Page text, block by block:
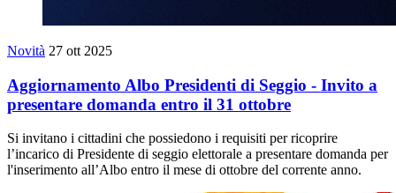
Novità 27 ott 2025
Aggiornamento Albo Presidenti di Seggio - Invito a
presentare domanda entro il 31 ottobre
Si invitano i cittadini che possiedono i requisiti per ricoprire
l’incarico di Presidente di seggio elettorale a presentare domanda per
l'inserimento all’Albo entro il mese di ottobre del corrente anno.